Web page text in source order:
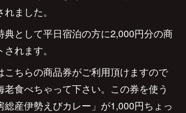
ました。
典として平日宿泊の方に2,000円分の商
れます。
こちらの商品券がご利用頂けますので
老食べちゃって下さい。この券を使う
総産伊勢えびカレー」が1,000円ちょっ